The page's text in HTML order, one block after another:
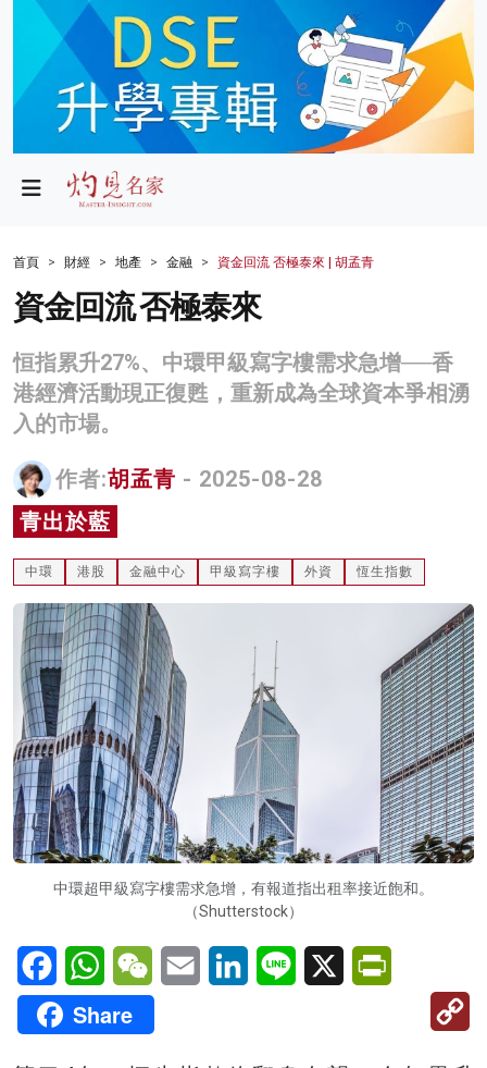
政局
財經
生活
商業
科技
影片
名家榜
灼見活動
關於我們
首頁 財經 地產 金融 資金回流 否極泰來 | 胡孟青
資金回流 否極泰來
恒指累升27%、中環甲級寫字樓需求急增──香
港經濟活動現正復甦，重新成為全球資本爭相湧
入的市場。
作者:胡孟青 - 2025-08-28
青出於藍
中環 港股 金融中心 甲級寫字樓 外資 恆生指數
中環超甲級寫字樓需求急增，有報道指出租率接近飽和。
（Shutterstock）
FacebookWhatsAppWeChatEmail LinkedInLine X
Share